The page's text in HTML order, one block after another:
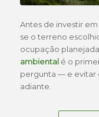
Antes de investir
se o terreno
ocupação
ambientalé o
pergunta — e evitar
adiante.